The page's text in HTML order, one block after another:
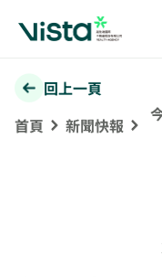
回上一頁
首頁
新聞快報